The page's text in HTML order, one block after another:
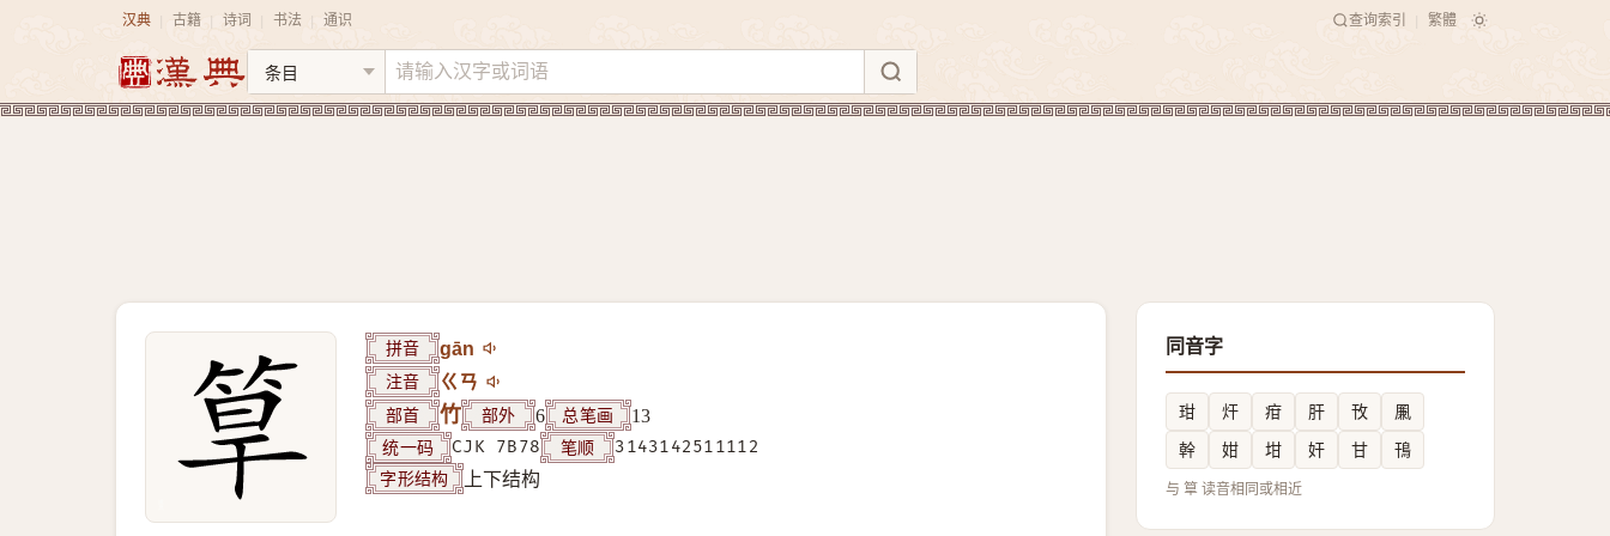
汉典 古籍 诗词 书法 通识 查询索引 繁體
拼音 gān
注音 ㄍㄢ
部首 竹 部外 6 总笔画 13
统一码 CJK 7B78 笔顺 3143142511112
字形结构 上下结构
同音字
玵 㶥 疳 肝 攼
凲
幹
姏 坩 奸 甘 鳱
与 筸 读音相同或相近